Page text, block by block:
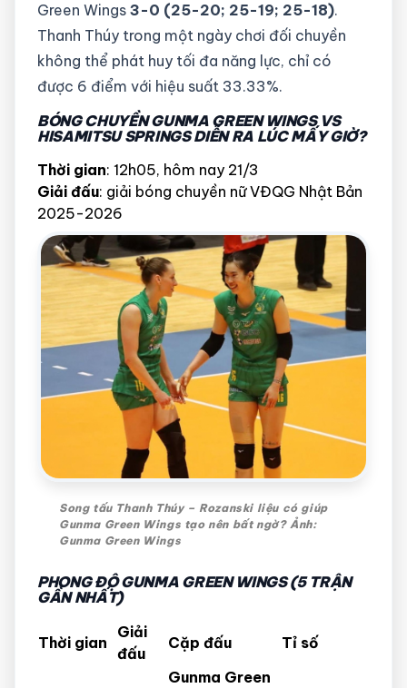
Green Wings 3-0 (25-20; 25-19; 25-18).
Thanh Thúy trong một ngày chơi đối chuyền
không thể phát huy tối đa năng lực, chỉ có
được 6 điểm với hiệu suất 33.33%.
BÓNG CHUYỀN GUNMA GREEN WINGS VS
HISAMITSU SPRINGS DIỄN RA LÚC MẤY GIỜ?
Thời gian: 12h05, hôm nay 21/3
Giải đấu: giải bóng chuyền nữ VĐQG Nhật Bản
2025-2026
Song tấu Thanh Thúy – Rozanski liệu có giúp
Gunma Green Wings tạo nên bất ngờ? Ảnh:
Gunma Green Wings
PHONG ĐỘ GUNMA GREEN WINGS (5 TRẬN
GẦN NHẤT)
Thời gian
Giải
đấu
Cặp đấu Tỉ số
Gunma Green